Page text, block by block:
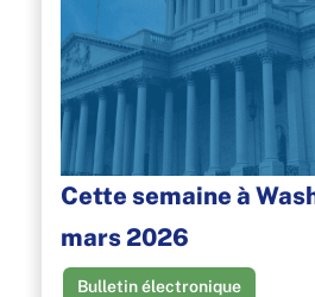
Cette semaine à
mars 2026
Bulletin électronique